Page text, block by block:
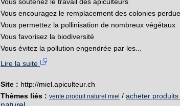
Vous encouragez le remplacement des colonies
Vous permettez la pollinisation de nombreux végétaux
Vous favorisez la biodiversité
Vous évitez la pollution engendrée par les...
Lire la suite
Site : http://miel.apiculteur.ch
Thèmes liés : vente produit naturel miel / acheter